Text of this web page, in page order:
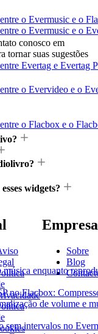
o Evermusic e o
o Evermusic e o
Evertag e Evertag
o Evervideo e o
o Flacbox e o
enquanto
no Flacbox:
de volume e
sem intervalos no
conosco em
tornar suas sugestões
widgets?
Empresa
Sobre
Blog